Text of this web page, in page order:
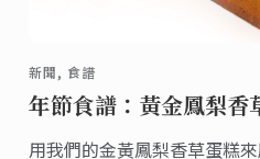
新聞, 食譜
年節食譜：黃金鳳梨香
用我們的金黃鳳梨香草蛋糕